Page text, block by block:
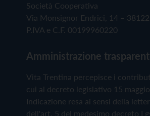
Società Cooperativa
Via Monsignor Endrici, 14 –
P.IVA e C.F. 00199960220
Amministrazione
Vita Trentina percepisce i
cui al decreto legislativo 15
Indicazione resa ai sensi della
dell'art. 5 del medesimo decreto